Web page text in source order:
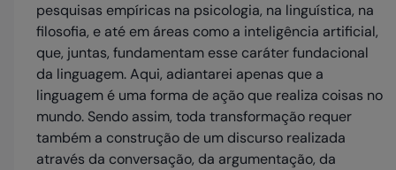
pesquisas empíricas na psicologia, na linguística, na
filosofia, e até em áreas como a inteligência artificial,
que, juntas, fundamentam esse caráter fundacional
da linguagem. Aqui, adiantarei apenas que a
linguagem é uma forma de ação que realiza coisas no
mundo. Sendo assim, toda transformação requer
também a construção de um discurso realizada
através da conversação, da argumentação, da